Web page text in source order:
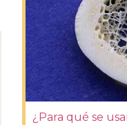
¿Para qué se